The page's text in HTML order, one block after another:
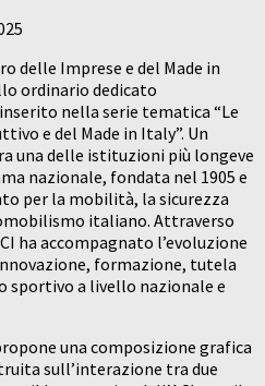
delle Imprese e del Made in
ordinario dedicato
nella serie tematica “Le
e del Made in Italy”. Un
una delle istituzioni più longeve
nazionale, fondata nel 1905 e
per la mobilità, la sicurezza
italiano. Attraverso
ha accompagnato l’evoluzione
formazione, tutela
sportivo a livello nazionale e
una composizione grafica
sull’interazione tra due